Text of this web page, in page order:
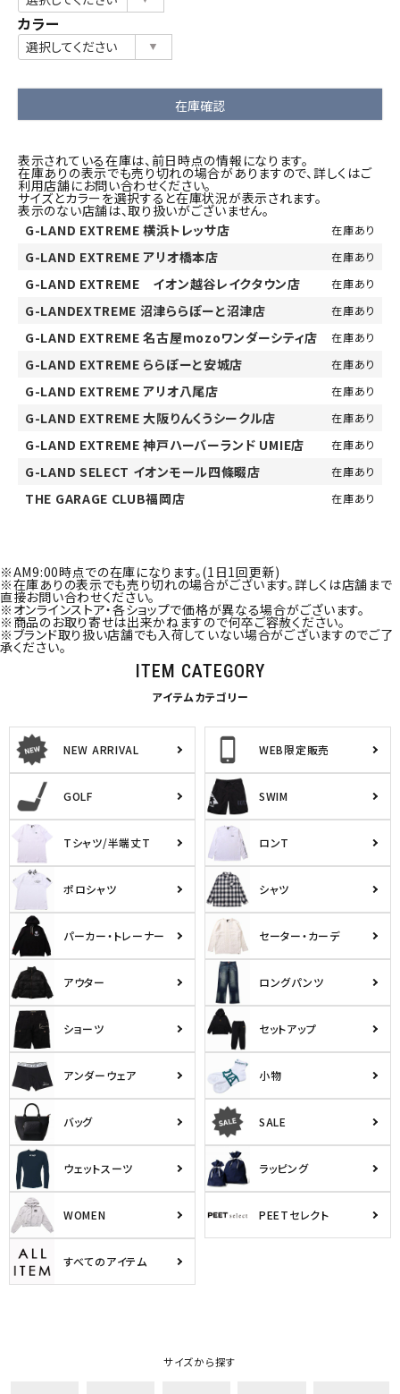
カラー
在庫確認
表示されている在庫は、前日時点の情報になります。
在庫ありの表示でも売り切れの場合がありますので、詳しくはご
利用店舗にお問い合わせください。
サイズとカラーを選択すると在庫状況が表示されます。
表示のない店舗は、取り扱いがございません。
G-LAND EXTREME 横浜トレッサ店
在庫あり
G-LAND EXTREME アリオ橋本店 在庫あり
G-LAND EXTREME イオン越谷レイクタウン店 在庫あり
G-LANDEXTREME 沼津ららぽーと沼津店 在庫あり
G-LAND EXTREME 名古屋mozoワンダーシティ店 在庫あり
G-LAND EXTREME ららぽーと安城店 在庫あり
G-LAND EXTREME アリオ八尾店 在庫あり
G-LAND EXTREME 大阪りんくうシークル店 在庫あり
G-LAND EXTREME 神戸ハーバーランド UMIE店 在庫あり
G-LAND SELECT イオンモール四條畷店 在庫あり
THE GARAGE CLUB福岡店 在庫あり
※AM9:00時点での在庫になります。(1日1回更新)
※在庫ありの表示でも売り切れの場合がございます。詳しくは店舗まで
直接お問い合わせください。
※オンラインストア・各ショップで価格が異なる場合がございます。
※商品のお取り寄せは出来かねますので何卒ご容赦ください。
※ブランド取り扱い店舗でも入荷していない場合がございますのでご了
承ください。
ITEM CATEGORY
アイテムカテゴリー
NEW ARRIVAL WEB限定販売
GOLF SWIM
Tシャツ/半端丈T ロンT
ポロシャツ シャツ
パーカー・トレーナー セーター・カーデ
アウター ロングパンツ
ショーツ セットアップ
アンダーウェア 小物
バッグ SALE
ウェットスーツ ラッピング
WOMEN PEETセレクト
すべてのアイテム
サイズから探す